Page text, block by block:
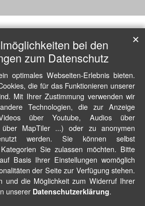
bei den
zum Datenschutz
optimales Webseiten-Erlebnis bieten.
die für das Funktionieren unserer
Mit Ihrer Zustimmung verwenden wir
Technologien, die zur Anzeige
über Youtube, Audios über
über MapTiler ...) oder zu anonymen
werden. Sie können selbst
Sie zulassen möchten. Bitte
Basis Ihrer Einstellungen womöglich
der Seite zur Verfügung stehen.
und die Möglichkeit zum Widerruf Ihrer
unserer Datenschutzerklärung.
✕